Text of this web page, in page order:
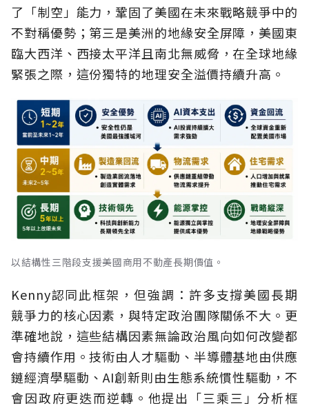
了「制空」能力，鞏固了美國在未來戰略競爭中的
不對稱優勢；第三是美洲的地緣安全屏障，美國東
臨大西洋、西接太平洋且南北無威脅，在全球地緣
緊張之際，這份獨特的地理安全溢價持續升高。
以結構性三階段支援美國商用不動產長期價值。
Kenny認同此框架，但強調：許多支撐美國長期
競爭力的核心因素，與特定政治團隊關係不大。更
準確地說，這些結構因素無論政治風向如何改變都
會持續作用。技術由人才驅動、半導體基地由供應
鏈經濟學驅動、AI創新則由生態系統慣性驅動，不
會因政府更迭而逆轉。他提出「三乘三」分析框